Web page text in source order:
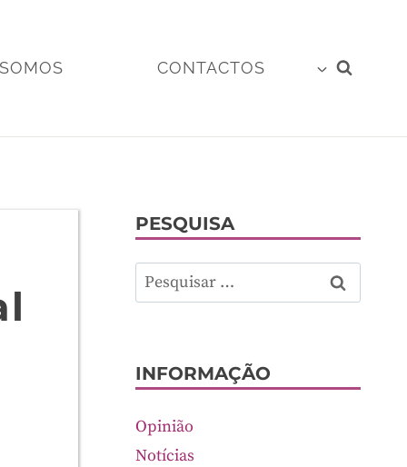
CONTACTOS
PESQUISA
Pesquisar
por:
INFORMAÇÃO
Opinião
Notícias